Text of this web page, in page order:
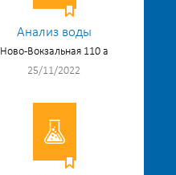
Анализ воды
Ново-Вокзальная 110 а
25/11/2022